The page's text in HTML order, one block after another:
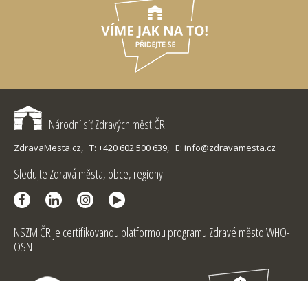
Národní síť Zdravých měst ČR
ZdravaMesta.cz, T: +420 602 500 639, E: info@zdravamesta.cz
Sledujte Zdravá města, obce, regiony
NSZM ČR je certifikovanou platformou programu Zdravé město WHO-
OSN